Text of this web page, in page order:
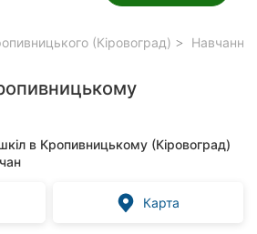
(Кіровоград)
в Кропивницькому (Кіровоград)
Карта